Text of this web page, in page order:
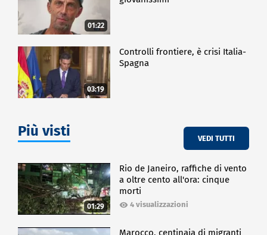
01:22
03:19
Controlli frontiere, è crisi Italia-
Spagna
Più visti VEDI TUTTI
01:29
Rio de Janeiro, raffiche di vento
a oltre cento all'ora: cinque
morti
4 visualizzazioni
Marocco, centinaia di migranti